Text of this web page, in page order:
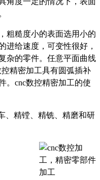
粗糙度小的表面选用小的
进给速度，可变性很好，
杂的零件。任意平面曲线
精密加工具有圆弧插补
。cnc数控精密加工的使
、精镗、精铣、精磨和研